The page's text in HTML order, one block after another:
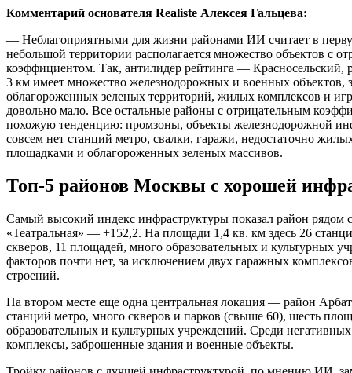
Комментарий основателя Realiste Алексея Гальцева:
— Неблагоприятными для жизни районами ИИ считает в
небольшой территории располагается множество объектов с
коэффициентом. Так, антилидер рейтинга — Красносельский,
3 км имеет множество железнодорожных и военных объектов,
облагороженных зеленых территорий, жилых комплексов и
довольно мало. Все остальные районы с отрицательным
похожую тенденцию: промзоны, объекты железнодорожной
совсем нет станций метро, свалки, гаражи, недостаточно
площадками и облагороженных зеленых массивов.
Топ-5 районов Москвы с хорошей
Самый высокий индекс инфраструктуры показал район рядом
«Театральная» — +152,2. На площади 1,4 кв. км здесь 26
скверов, 11 площадей, много образовательных и культурных
факторов почти нет, за исключением двух гаражных
строений.
На втором месте еще одна центральная локация — район
станций метро, много скверов и парков (свыше 60), шесть
образовательных и культурных учреждений. Среди
комплексы, заброшенные здания и военные объекты.